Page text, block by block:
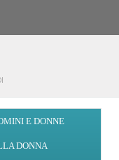
E DONNE
DONNA